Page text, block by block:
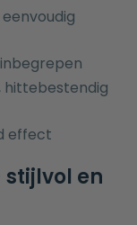
hittebestendig
effect
en